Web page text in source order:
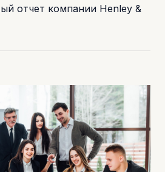
отчет компании Henley &